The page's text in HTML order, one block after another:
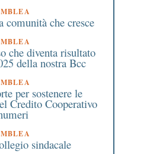
Busto Arsizio, pacchi
poveri distrutti dai
straordinario alla
comunità che cresce
che diventa risultato
della nostra Bcc
per sostenere le
Credito Cooperativo
sindacale